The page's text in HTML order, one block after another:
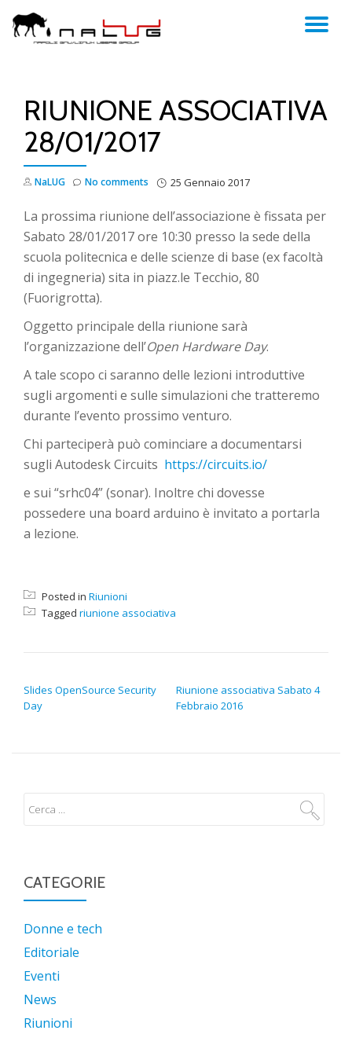
Skip
RIUNIONE ASSOCIATIVA
28/01/2017
NaLUG 25 Gennaio 2017
No comments
La prossima riunione dell’associazione è fissata per
Sabato 28/01/2017 ore 10:30 presso la sede della
scuola politecnica e delle scienze di base (ex facoltà
di ingegneria) sita in piazz.le Tecchio, 80
(Fuorigrotta).
Oggetto principale della riunione sarà
l’organizzazione dell’Open Hardware Day.
A tale scopo ci saranno delle lezioni introduttive
sugli argomenti e sulle simulazioni che tratteremo
durante l’evento prossimo venturo.
Chi parteciperà può cominciare a documentarsi
sugli Autodesk Circuits https://circuits.io/
e sui “srhc04” (sonar). Inoltre chi dovesse
possedere una board arduino è invitato a portarla
a lezione.
Posted in Riunioni
Tagged riunione associativa
Slides OpenSource Security
Day
Riunione associativa Sabato 4
Febbraio 2016
CATEGORIE
Donne e tech
Editoriale
Eventi
News
Riunioni